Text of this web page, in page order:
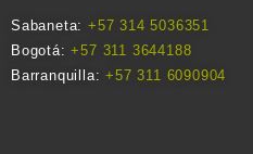
Sabaneta: +57 314 5036351
Bogotá: +57 311 3644188
Barranquilla: +57 311 6090904